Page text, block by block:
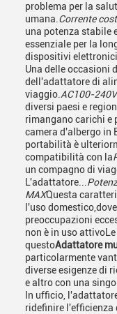
problema per la
umana. Corrente
una potenza stabile
essenziale per la
dispositivi elettronici.
Una delle occasioni
dell'adattatore di
viaggio. AC100-240V
diversi paesi e
rimangano carichi e
camera d'albergo in
portabilità è
compatibilità con la
un compagno di
L'adattatore...
MAXQuesta
l'uso
preoccupazioni
non è in uso
questoAdattatore
particolarmente
diverse esigenze di
e altro con una
In ufficio,
ridefinire l'efficienza